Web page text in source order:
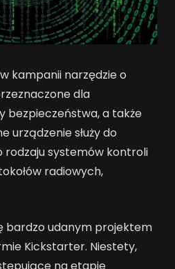
kampanii narzędzie o
dla
bezpieczeństwa, a także
urządzenie służy do
rodzaju systemów kontroli
radiowych,
bardzo udanym projektem
Kickstarter. Niestety,
na etapie